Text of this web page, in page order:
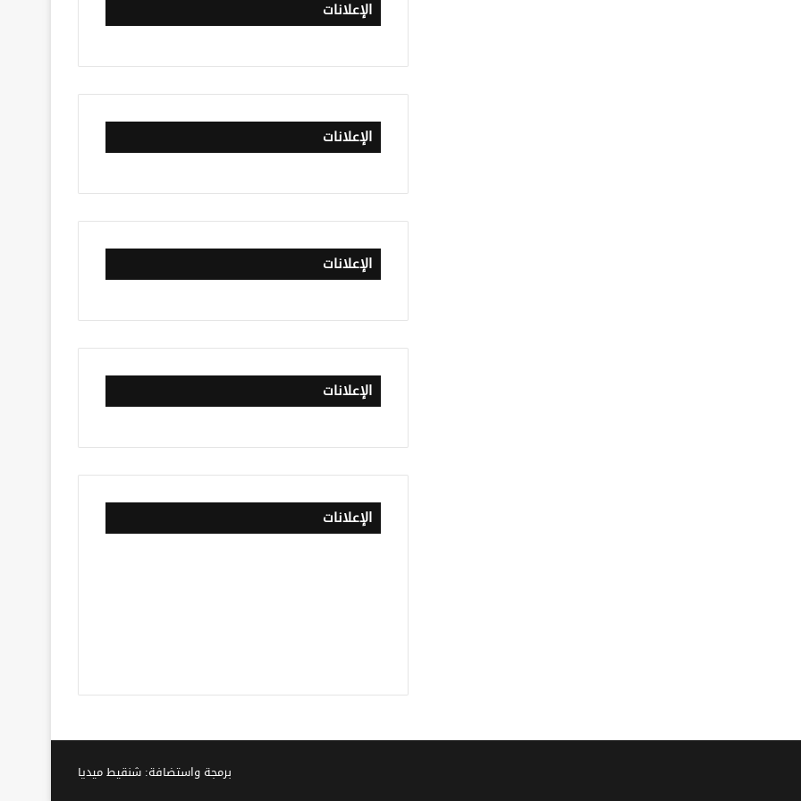
الإعلانات
الإعلانات
الإعلانات
الإعلانات
الإعلانات
برمجة واستضافة: شنقيط ميديا